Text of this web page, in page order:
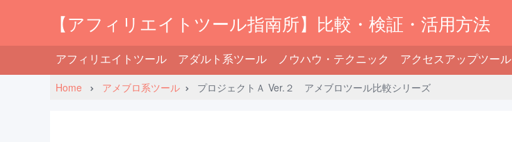
【アフィリエイトツール指南所】比較・検証・活用方法
アフィリエイトツール アダルト系ツール ノウハウ・テクニック アクセスアップツール
Home アメブロ系ツール プロジェクトＡ Ver.２ アメブロツール比較シリーズ